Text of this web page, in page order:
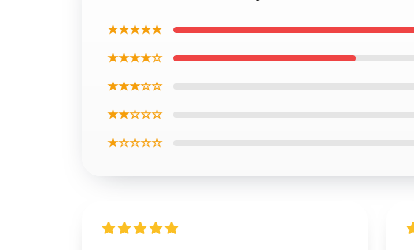
★★★★★
★★★★☆
★★★☆☆
★★☆☆☆
★☆☆☆☆